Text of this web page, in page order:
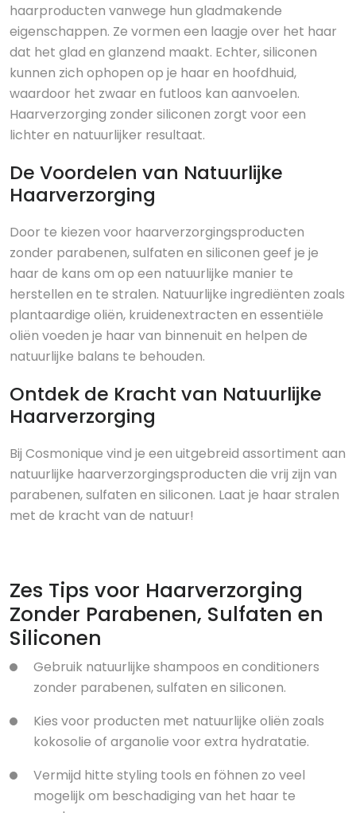
haarproducten vanwege hun gladmakende
eigenschappen. Ze vormen een laagje over het haar
dat het glad en glanzend maakt. Echter, siliconen
kunnen zich ophopen op je haar en hoofdhuid,
waardoor het zwaar en futloos kan aanvoelen.
Haarverzorging zonder siliconen zorgt voor een
lichter en natuurlijker resultaat.
De Voordelen van Natuurlijke
Haarverzorging
Door te kiezen voor haarverzorgingsproducten
zonder parabenen, sulfaten en siliconen geef je je
haar de kans om op een natuurlijke manier te
herstellen en te stralen. Natuurlijke ingrediënten zoals
plantaardige oliën, kruidenextracten en essentiële
oliën voeden je haar van binnenuit en helpen de
natuurlijke balans te behouden.
Ontdek de Kracht van Natuurlijke
Haarverzorging
Bij Cosmonique vind je een uitgebreid assortiment aan
natuurlijke haarverzorgingsproducten die vrij zijn van
parabenen, sulfaten en siliconen. Laat je haar stralen
met de kracht van de natuur!
Zes Tips voor Haarverzorging
Zonder Parabenen, Sulfaten en
Siliconen
Gebruik natuurlijke shampoos en conditioners
zonder parabenen, sulfaten en siliconen.
Kies voor producten met natuurlijke oliën zoals
kokosolie of arganolie voor extra hydratatie.
Vermijd hitte styling tools en föhnen zo veel
mogelijk om beschadiging van het haar te